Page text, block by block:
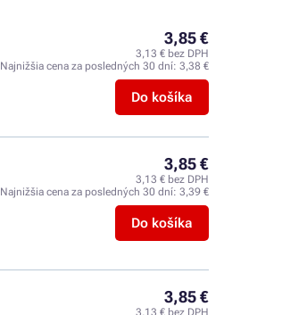
3,85 €
3,13 € bez DPH
Najnižšia cena za posledných 30 dní: 3,38 €
Do košíka
3,85 €
3,13 € bez DPH
Najnižšia cena za posledných 30 dní: 3,39 €
Do košíka
3,85 €
3,13 € bez DPH